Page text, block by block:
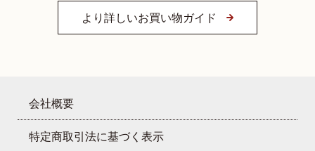
より詳しいお買い物ガイド
会社概要
特定商取引法に基づく表示